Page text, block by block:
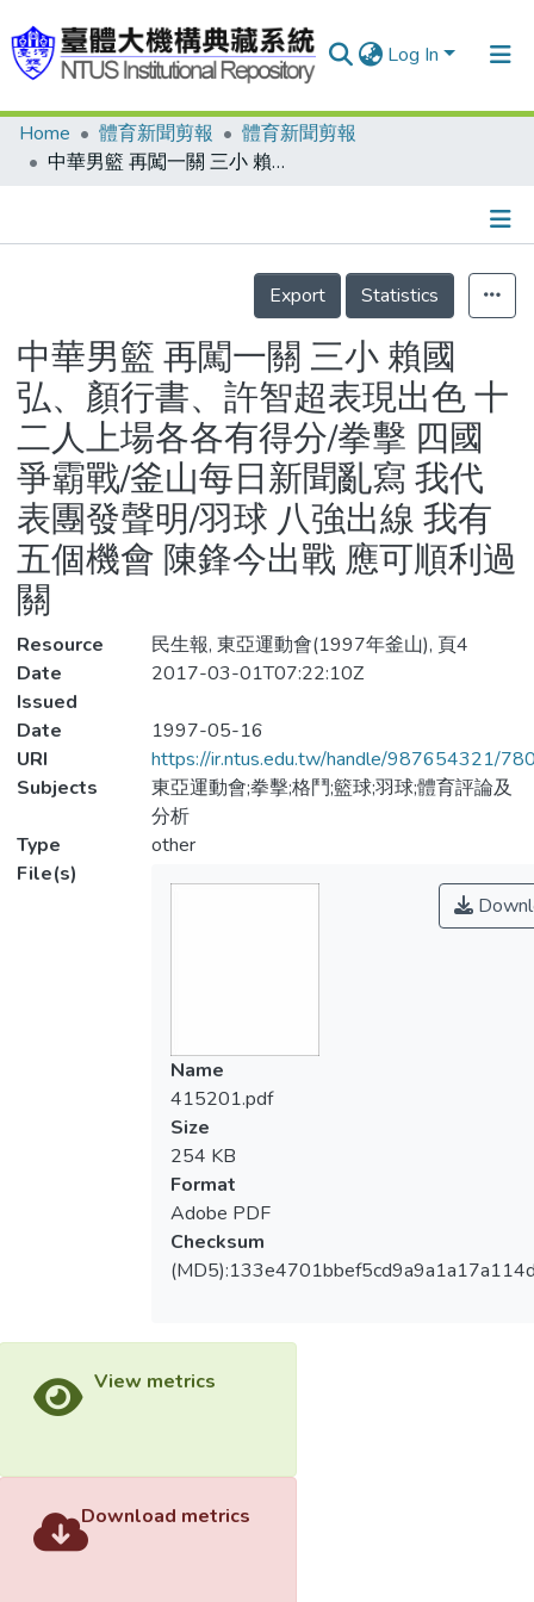
Log In
Communities & Collections
Statistics
Home 體育新聞剪報
體育新聞剪報
中華男籃 再闖一關 三小 賴國弘、顏行書、許智超表現出色 十二人上場各各有得分/拳擊 四國爭霸戰/釜山每日新聞亂寫 我代表團發聲明/羽球 八強出線 我有五個機會 陳鋒今出戰 應可順利過關
Details
Export
Statistics
中華男籃 再闖一關 三小 賴國
弘、顏行書、許智超表現出色 十
二人上場各各有得分/拳擊 四國
爭霸戰/釜山每日新聞亂寫 我代
表團發聲明/羽球 八強出線 我有
五個機會 陳鋒今出戰 應可順利過
關
Resource
民生報, 東亞運動會(1997年釜山), 頁4
Date
Issued
2017-03-01T07:22:10Z
Date
1997-05-16
URI
https://ir.ntus.edu.tw/handle/987654321/
Subjects
東亞運動會;拳擊;格鬥;籃球;羽球;體育評論及
分析
Type
other
File(s)
Name
415201.pdf
Size
254 KB
Format
Adobe PDF
Checksum
View metrics
Download metrics